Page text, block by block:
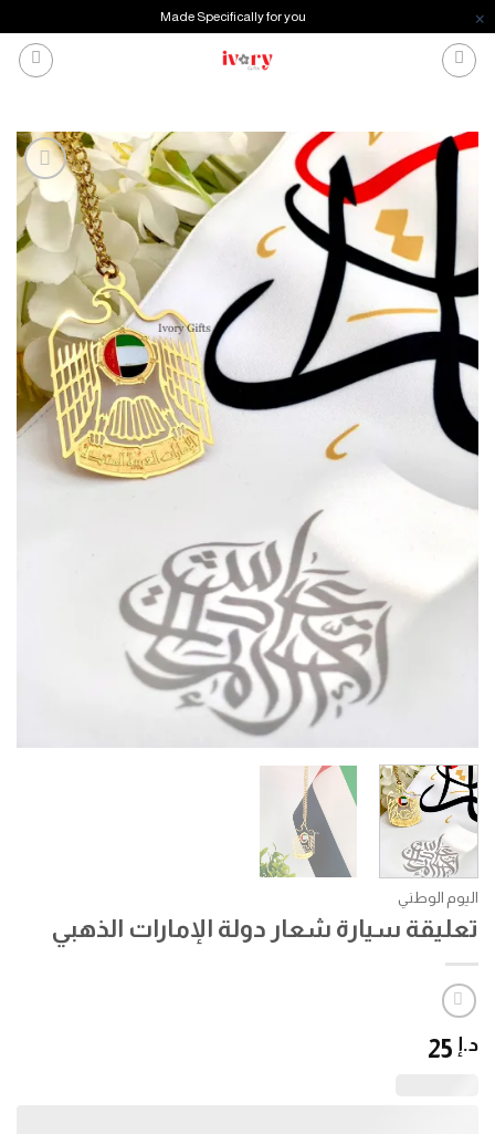
Made Specifically for you
تخطي
للمحتوى
إضافة
للمفضلة
اليوم الوطني
تعليقة سيارة شعار دولة الإمارات الذهبي
د.إ